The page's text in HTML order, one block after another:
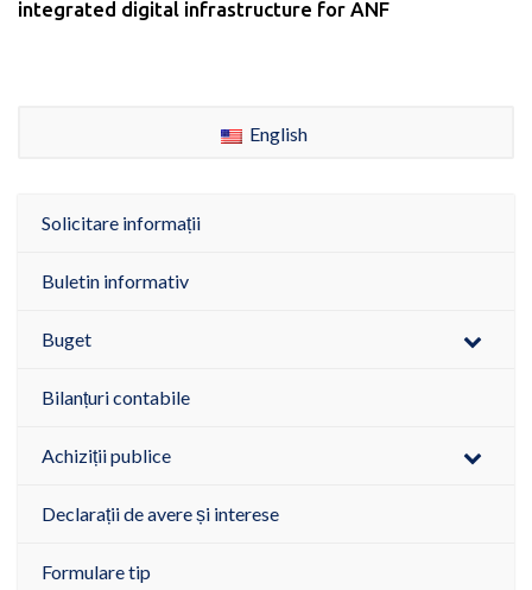
integrated digital infrastructure for ANF
English
Solicitare informații
Buletin informativ
Buget
Bilanțuri contabile
Achiziții publice
Declarații de avere și interese
Formulare tip